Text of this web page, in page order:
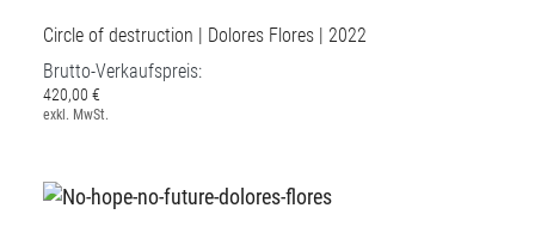
Circle of destruction | Dolores Flores | 2022
Brutto-Verkaufspreis:
420,00 €
exkl. MwSt.